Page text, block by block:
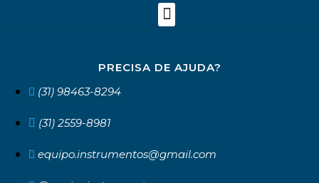
PRECISA DE AJUDA?
(31) 98463-8294
(31) 2559-8981
equipo.instrumentos@gmail.com